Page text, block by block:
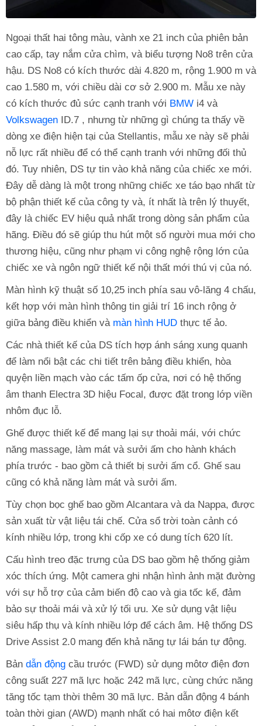
Ngoại thất hai tông màu, vành xe 21 inch của phiên bản
cao cấp, tay nắm cửa chìm, và biểu tượng No8 trên cửa
hậu. DS No8 có kích thước dài 4.820 m, rộng 1.900 m và
cao 1.580 m, với chiều dài cơ sở 2.900 m. Mẫu xe này
có kích thước đủ sức cạnh tranh với BMW i4 và
Volkswagen ID.7 , nhưng từ những gì chúng ta thấy về
dòng xe điện hiện tại của Stellantis, mẫu xe này sẽ phải
nỗ lực rất nhiều để có thể cạnh tranh với những đối thủ
đó. Tuy nhiên, DS tự tin vào khả năng của chiếc xe mới.
Đây dễ dàng là một trong những chiếc xe táo bạo nhất từ
​​bộ phận thiết kế của công ty và, ít nhất là trên lý thuyết,
đây là chiếc EV hiệu quả nhất trong dòng sản phẩm của
hãng. Điều đó sẽ giúp thu hút một số người mua mới cho
thương hiệu, cũng như phạm vi công nghệ rộng lớn của
chiếc xe và ngôn ngữ thiết kế nội thất mới thú vị của nó.
Màn hình kỹ thuật số 10,25 inch phía sau vô-lăng 4 chấu,
kết hợp với màn hình thông tin giải trí 16 inch rộng ở
giữa bảng điều khiển và màn hình HUD thực tế ảo.
Các nhà thiết kế của DS tích hợp ánh sáng xung quanh
để làm nổi bật các chi tiết trên bảng điều khiển, hòa
quyện liền mạch vào các tấm ốp cửa, nơi có hệ thống
âm thanh Electra 3D hiệu Focal, được đặt trong lớp viền
nhôm đục lỗ.
Ghế được thiết kế để mang lại sự thoải mái, với chức
năng massage, làm mát và sưởi ấm cho hành khách
phía trước - bao gồm cả thiết bị sưởi ấm cổ. Ghế sau
cũng có khả năng làm mát và sưởi ấm.
Tùy chọn bọc ghế bao gồm Alcantara và da Nappa, được
sản xuất từ vật liệu tái chế. Cửa sổ trời toàn cảnh có
kính nhiều lớp, trong khi cốp xe có dung tích 620 lít.
Cấu hình treo đặc trưng của DS bao gồm hệ thống giảm
xóc thích ứng. Một camera ghi nhận hình ảnh mặt đường
với sự hỗ trợ của cảm biến độ cao và gia tốc kế, đảm
bảo sự thoải mái và xử lý tối ưu. Xe sử dụng vật liệu
siêu hấp thụ và kính nhiều lớp để cách âm. Hệ thống DS
Drive Assist 2.0 mang đến khả năng tự lái bán tự động.
Bản dẫn động cầu trước (FWD) sử dụng môtơ điện đơn
công suất 227 mã lực hoặc 242 mã lực, cùng chức năng
tăng tốc tạm thời thêm 30 mã lực. Bản dẫn động 4 bánh
toàn thời gian (AWD) mạnh nhất có hai môtơ điện kết